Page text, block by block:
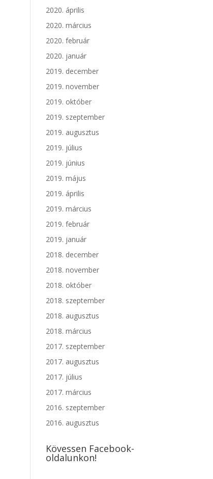
2020. április
2020. március
2020. február
2020. január
2019. december
2019. november
2019. október
2019. szeptember
2019. augusztus
2019. július
2019. június
2019. május
2019. április
2019. március
2019. február
2019. január
2018. december
2018. november
2018. október
2018. szeptember
2018. augusztus
2018. március
2017. szeptember
2017. augusztus
2017. július
2017. március
2016. szeptember
2016. augusztus
Kövessen Facebook-
oldalunkon!